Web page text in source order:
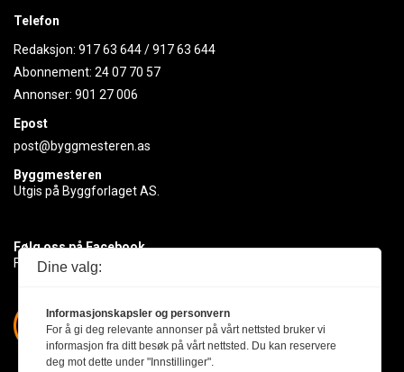
Telefon
Redaksjon: 917 63 644/917 63 644
Abonnement: 24 07 70 57
Annonser: 901 27 006
Epost
post@byggmesteren.as
Byggmesteren
Utgis på Byggforlaget AS.
Følg oss på Facebook
Få med deg det siste innen byggebransjen
Dine valg:
Informasjonskapsler og personvern
For å gi deg relevante annonser på vårt nettsted bruker vi
informasjon fra ditt besøk på vårt nettsted. Du kan reservere
deg mot dette under "Innstillinger".